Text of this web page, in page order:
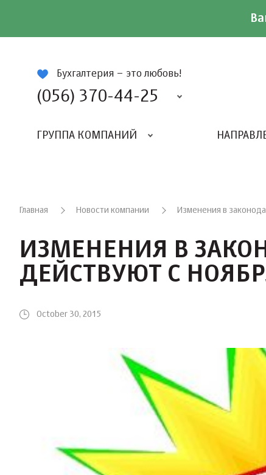
Бухгалтерия – это любовь!
(056) 370-44-25
ГРУППА КОМПАНИЙ
Главная Новости компании Изменения в
ИЗМЕНЕНИЯ В
ДЕЙСТВУЮТ С
October 30, 2015